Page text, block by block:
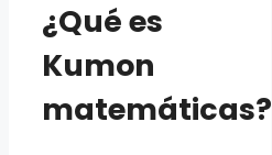
¿Qué es
Kumon
matemáticas?